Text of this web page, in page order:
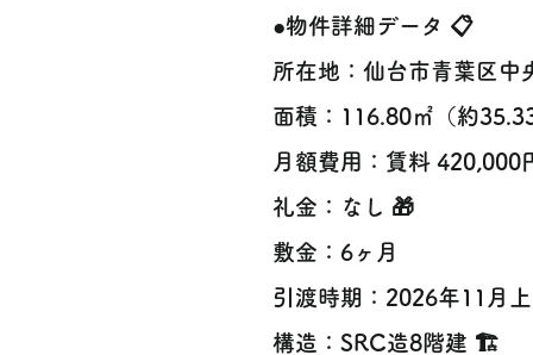
●物件詳細データ 📋
所在地：仙台市青葉区中
面積：116.80㎡（約
月額費用：賃料 420,000
礼金：なし 🎁
敷金：6ヶ月
引渡時期：2026年11月
構造：SRC造8階建 🏗️